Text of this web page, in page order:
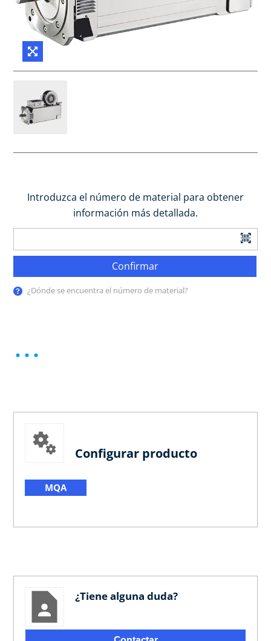
Introduzca el número de material para obtener
información más detallada.
Confirmar
¿Dónde se encuentra el número de material?
Configurar producto
MQA
¿Tiene alguna duda?